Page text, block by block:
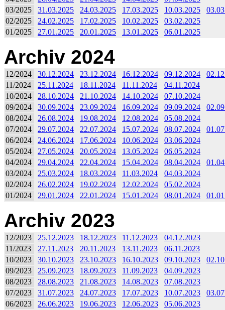
03/2025
31.03.2025 24.03.2025 17.03.2025 10.03.2025
02/2025
24.02.2025 17.02.2025 10.02.2025
03.02.2025
01/2025
27.01.2025 20.01.2025 13.01.2025 06.01.2025
Archiv 2024
12/2024 30.12.2024 23.12.2024 16.12.2024 09.12.2024
11/2024
25.11.2024 18.11.2024 11.11.2024
04.11.2024
10/2024
28.10.2024 21.10.2024 14.10.2024
07.10.2024
09/2024
30.09.2024 23.09.2024 16.09.2024 09.09.2024
08/2024
26.08.2024 19.08.2024 12.08.2024
05.08.2024
07/2024
29.07.2024 22.07.2024 15.07.2024 08.07.2024
06/2024
24.06.2024 17.06.2024 10.06.2024
03.06.2024
05/2024
27.05.2024 20.05.2024 13.05.2024
06.05.2024
04/2024
29.04.2024 22.04.2024 15.04.2024 08.04.2024
03/2024
25.03.2024 18.03.2024 11.03.2024
04.03.2024
02/2024
26.02.2024 19.02.2024 12.02.2024
05.02.2024
01/2024
29.01.2024 22.01.2024 15.01.2024 08.01.2024
Archiv 2023
12/2023 25.12.2023 18.12.2023 11.12.2023
04.12.2023
11/2023
27.11.2023 20.11.2023 13.11.2023
06.11.2023
10/2023
30.10.2023 23.10.2023 16.10.2023 09.10.2023
09/2023
25.09.2023 18.09.2023 11.09.2023
04.09.2023
08/2023
28.08.2023 21.08.2023 14.08.2023
07.08.2023
07/2023
31.07.2023 24.07.2023 17.07.2023 10.07.2023
06/2023
26.06.2023 19.06.2023 12.06.2023
05.06.2023